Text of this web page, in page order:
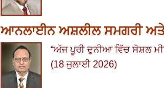
ਆਨਲਾਈਨ ਅਸ਼ਲੀਲ ਸਮਗਰੀ ਅਤੇ
“ਅੱਜ ਪੂਰੀ ਦੁਨੀਆ ਵਿੱਚ ਸੋਸ਼ਲ
(18 ਜੁਲਾਈ 2026)